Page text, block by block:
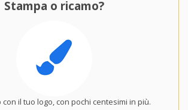
Stampa o ricamo?
con il tuo logo, con pochi centesimi in più.